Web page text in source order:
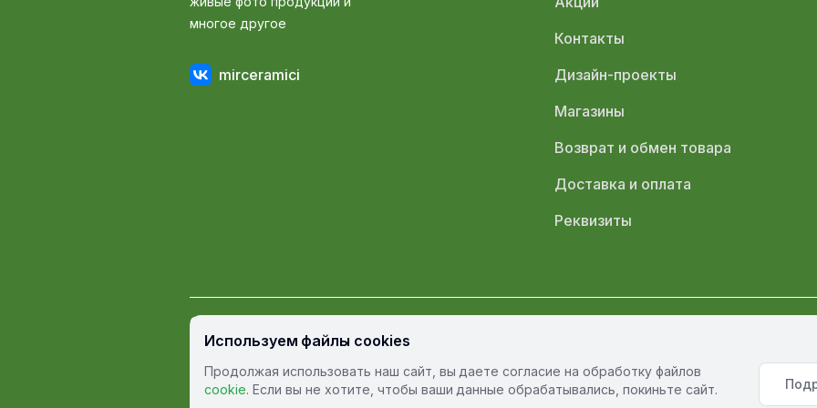
многое другое
mirceramici
Контакты
Дизайн-проекты
Магазины
Возврат и обмен товара
Доставка и оплата
Реквизиты
© Мир Керамики, 2009 — 2026
Используем файлы cookies
Продолжая использовать наш сайт, вы даете согласие на обработку файлов
cookie. Если вы не хотите, чтобы ваши данные обрабатывались, покиньте сайт.